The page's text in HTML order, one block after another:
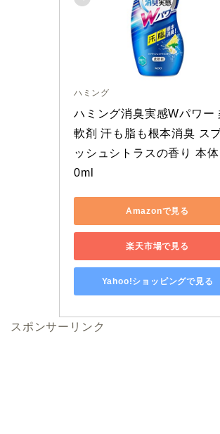
ハミング
ハミング消臭実感Wパワー
軟剤 汗も脂も根本消臭 ス
ッシュシトラスの香り 本
0ml
Amazonで見る
楽天市場で見る
Yahoo!ショッピングで見る
スポンサーリンク